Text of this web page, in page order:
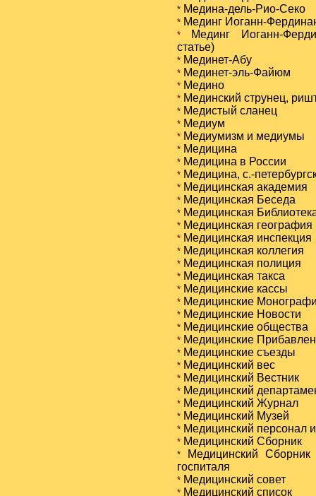
*Медина-дель-Pиo-Ceкo
*Мединг Иоганн-
*Мединг Иоганн-
статье)
*Мединет-Абу
*Мединет-эль-Файюм
*Медино
*Мединский струнец,
*Медистый сланец
*Медиум
*Медиумизм и медиумы
*Медицина
*Медицина в России
*Медицина, с.-
*Медицинская академия
*Медицинская Беседа
*Медицинская
*Медицинская география
*Медицинская инспекция
*Медицинская коллегия
*Медицинская полиция
*Медицинская такса
*Медицинские кассы
*Медицинские
*Медицинские Новости
*Медицинские общества
*Медицинские
*Медицинские съезды
*Медицинский вес
*Медицинский Вестник
*Медицинский
*Медицинский Журнал
*Медицинский Музей
*Медицинский персонал
*Медицинский Сборник
*Медицинский Сборник
госпиталя
*Медицинский совет
*Медицинский список